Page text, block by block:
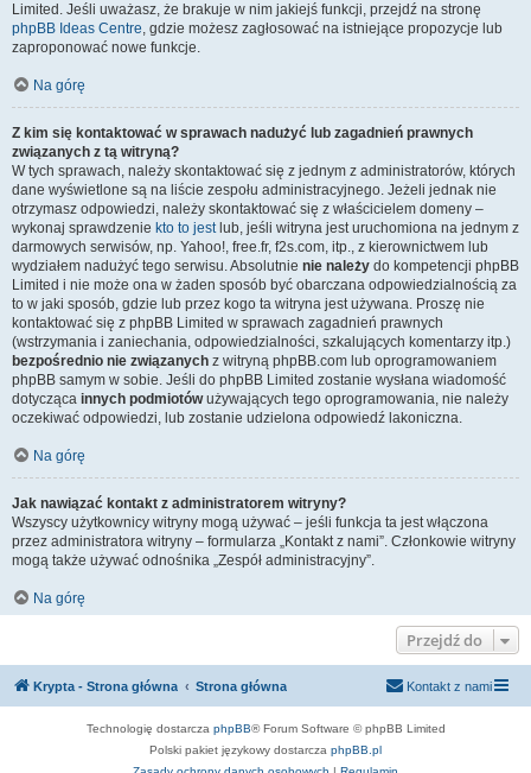
Limited. Jeśli uważasz, że brakuje w nim jakiejś funkcji, przejdź na stronę
phpBB Ideas Centre, gdzie możesz zagłosować na istniejące propozycje lub
zaproponować nowe funkcje.
Na górę
Z kim się kontaktować w sprawach nadużyć lub zagadnień prawnych
związanych z tą witryną?
W tych sprawach, należy skontaktować się z jednym z administratorów, których
dane wyświetlone są na liście zespołu administracyjnego. Jeżeli jednak nie
otrzymasz odpowiedzi, należy skontaktować się z właścicielem domeny –
wykonaj sprawdzenie kto to jestlub, jeśli witryna jest uruchomiona na jednym z
darmowych serwisów, np. Yahoo!, free.fr, f2s.com, itp., z kierownictwem lub
wydziałem nadużyć tego serwisu. Absolutnie nie należy do kompetencji phpBB
Limited i nie może ona w żaden sposób być obarczana odpowiedzialnością za
to w jaki sposób, gdzie lub przez kogo ta witryna jest używana. Proszę nie
kontaktować się z phpBB Limited w sprawach zagadnień prawnych
(wstrzymania i zaniechania, odpowiedzialności, szkalujących komentarzy itp.)
bezpośrednio nie związanych z witryną phpBB.com lub oprogramowaniem
phpBB samym w sobie. Jeśli do phpBB Limited zostanie wysłana wiadomość
dotycząca innych podmiotówużywających tego oprogramowania, nie należy
oczekiwać odpowiedzi, lub zostanie udzielona odpowiedź lakoniczna.
Na górę
Jak nawiązać kontakt z administratorem witryny?
Wszyscy użytkownicy witryny mogą używać – jeśli funkcja ta jest włączona
przez administratora witryny – formularza „Kontakt z nami”. Członkowie witryny
mogą także używać odnośnika „Zespół administracyjny”.
Na górę
Przejdź do
Krypta - Strona główna Strona główna Kontakt z nami
Technologię dostarcza phpBB® Forum Software © phpBB Limited
Polski pakiet językowy dostarcza phpBB.pl